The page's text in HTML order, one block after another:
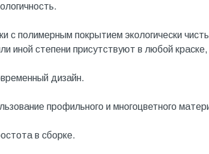
и
покрытия
материал
с полимерным покрытием экологически
иной степени присутствуют в любой
дизайн.
профильного и многоцветного
в сборке.